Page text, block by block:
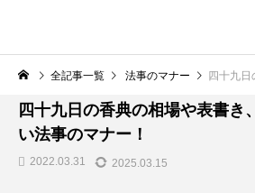
全記事一覧 法事のマナー 四十九日の香典の
法事のマナー
四十九日の香典の相場や表書き
い法事のマナー！
2022.03.31 2025.03.15